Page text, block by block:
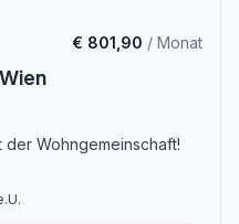
€ 801,90 / Monat
der Wohngemeinschaft!